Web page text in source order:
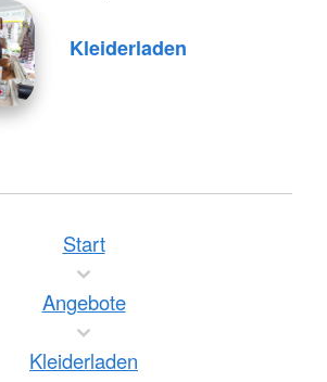
Kleiderladen
Start
Angebote
Kleiderladen